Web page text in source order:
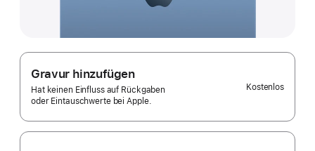
Gravur hinzufügen
Hat keinen Einfluss auf Rückgaben
oder Eintauschwerte bei Apple.
Kostenlos